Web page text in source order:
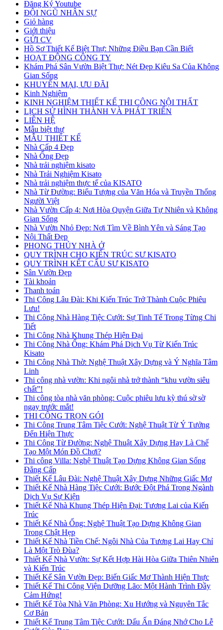
Đăng Ký Youtube
ĐỘI NGŨ NHÂN SỰ
Giỏ hàng
Giới thiệu
GỬI CV
Hồ Sơ Thiết Kế Biệt Thự: Những Điều Bạn Cần Biết
HOẠT ĐỘNG CÔNG TY
Khám Phá Sân Vườn Biệt Thự: Nét Đẹp Kiêu Sa Của Không
Gian Sống
KHUYẾN MẠI, ƯU ĐÃI
Kinh Nghiệm
KINH NGHIỆM THIẾT KẾ THI CÔNG NỘI THẤT
LỊCH SỬ HÌNH THÀNH VÀ PHÁT TRIỂN
LIÊN HỆ
Mẫu biệt thự
MẪU THIẾT KẾ
Nhà Cấp 4 Đẹp
Nhà Ống Đẹp
Nhà trải nghiệm kisato
Nhà Trải Nghiệm Kisato
Nhà trải nghiệm thực tế của KISATO
Nhà Từ Đường: Biểu Tượng của Văn Hóa và Truyền Thống
Người Việt
Nhà Vườn Cấp 4: Nơi Hòa Quyện Giữa Tự Nhiên và Không
Gian Sống
Nhà Vườn Nhỏ Đẹp: Nơi Tìm Về Bình Yên và Sáng Tạo
Nội Thất Đẹp
PHONG THỦY NHÀ Ở
QUY TRÌNH CHO KIẾN TRÚC SƯ KISATO
QUY TRÌNH KẾT CẤU SƯ KISATO
Sân Vườn Đẹp
Tài khoản
Thanh toán
Thi Công Lâu Đài: Khi Kiến Trúc Trở Thành Cuộc Phiêu
Lưu!
Thi Công Nhà Hàng Tiệc Cưới: Sự Tinh Tế Trong Từng Chi
Tiết
Thi Công Nhà Khung Thép Hiện Đại
Thi Công Nhà Ống: Khám Phá Dịch Vụ Từ Kiến Trúc
Kisato
Thi Công Nhà Thờ: Nghệ Thuật Xây Dựng và Ý Nghĩa Tâm
Linh
Thi công nhà vườn: Khi ngôi nhà trở thành “khu vườn siêu
chất”!
Thi công tòa nhà văn phòng: Cuộc phiêu lưu kỳ thú sờ sờ
ngay trước mắt!
THI CÔNG TRỌN GÓI
Thi Công Trung Tâm Tiệc Cưới: Nghệ Thuật Từ Ý Tưởng
Đến Hiện Thực
Thi Công Từ Đường: Nghệ Thuật Xây Dựng Hay Là Chế
Tạo Một Món Đồ Chơi?
Thi công Villa: Nghệ Thuật Tạo Dựng Không Gian Sống
Đẳng Cấp
Thiết Kế Lâu Đài: Nghệ Thuật Xây Dựng Những Giấc Mơ
Thiết Kế Nhà Hàng Tiệc Cưới: Bước Đột Phá Trong Ngành
Dịch Vụ Sự Kiện
Thiết Kế Nhà Khung Thép Hiện Đại: Tương Lai của Kiến
Trúc
Thiết Kế Nhà Ống: Nghệ Thuật Tạo Dựng Không Gian
Trong Chật Hẹp
Thiết Kế Nhà Tiền Chế: Ngôi Nhà Của Tương Lai Hay Chỉ
Là Một Trò Đùa?
Thiết Kế Nhà Vườn: Sự Kết Hợp Hài Hòa Giữa Thiên Nhiên
và Kiến Trúc
Thiết Kế Sân Vườn Đẹp: Biến Giấc Mơ Thành Hiện Thực
Thiết Kế Thi Công Viện Dưỡng Lão: Một Hành Trình Đầy
Cảm Hứng!
Thiết Kế Tòa Nhà Văn Phòng: Xu Hướng và Nguyên Tắc
Cơ Bản
Thiết Kế Trung Tâm Tiệc Cưới: Dấu Ấn Đáng Nhớ Cho Lễ